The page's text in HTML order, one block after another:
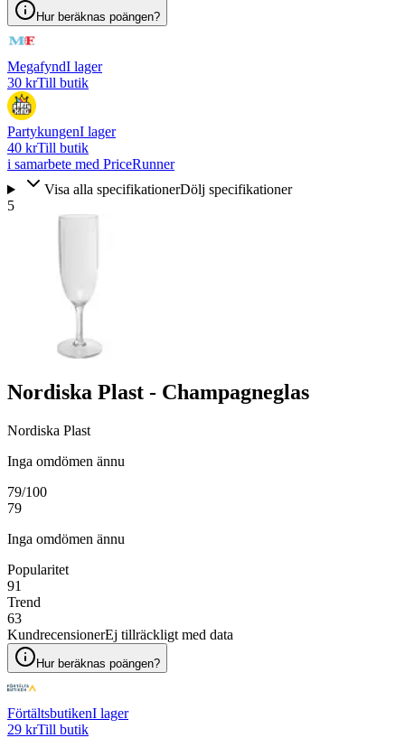
Hur beräknas poängen?
MegafyndI lager
30 krTill butik
PartykungenI lager
40 krTill butik
i samarbete med PriceRunner
Visa alla specifikationerDölj specifikationer
5
Nordiska Plast - Champagneglas
Nordiska Plast
Inga omdömen ännu
79/100
79
Inga omdömen ännu
Popularitet
91
Trend
63
KundrecensionerEj tillräckligt med data
Hur beräknas poängen?
FörtältsbutikenI lager
29 krTill butik